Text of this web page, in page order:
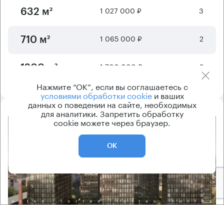
632 м² 1 027 000 ₽ 3
710 м² 1 065 000 ₽ 2
1200 м² 1 700 000 ₽ 2
Нажмите “ОК”, если вы соглашаетесь с
условиями обработки cookieи ваших
данных о поведении на сайте, необходимых
для аналитики. Запретить обработку
cookie можете через браузер.
ОК